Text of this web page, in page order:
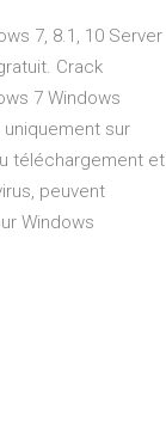
7, 8.1, 10 Server
Crack
7 Windows
sur
téléchargement et
peuvent
Windows